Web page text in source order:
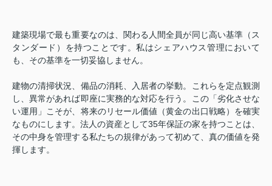
建築現場で最も重要なのは、関わる人間全員が同じ高い基準（ス
タンダード）を持つことです。私はシェアハウス管理において
も、その基準を一切妥協しません。
建物の清掃状況、備品の消耗、入居者の挙動。これらを定点観測
し、異常があれば即座に実務的な対応を行う。この「劣化させな
い運用」こそが、将来のリセール価値（黄金の出口戦略）を確実
なものにします。法人の資産として35年保証の家を持つことは、
その中身を管理する私たちの規律があって初めて、真の価値を発
揮します。